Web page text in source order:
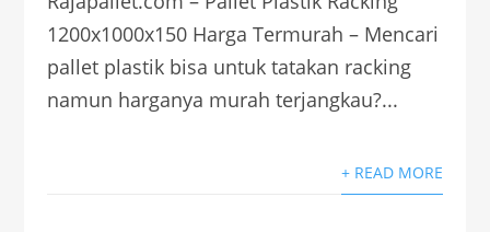
1200x1000x150 Harga Termurah – Mencari
pallet plastik bisa untuk tatakan racking
namun harganya murah terjangkau?...
+ READ MORE